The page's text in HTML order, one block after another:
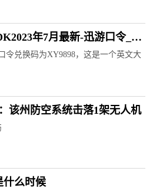
年7月最新-迅游口令_每
令兑换码为XY9898，这是一个英文大
该州防空系统击落1架无人机
什么时候